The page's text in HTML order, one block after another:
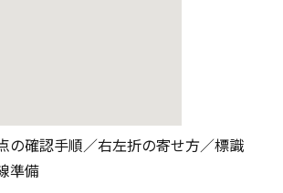
の確認手順／右左折の寄せ方／標識
準備